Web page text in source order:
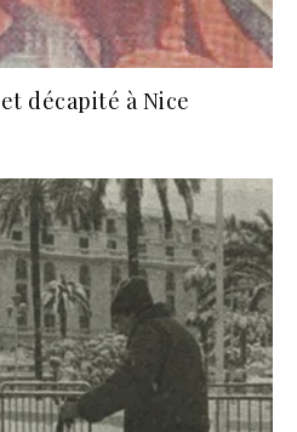
décapité à Nice